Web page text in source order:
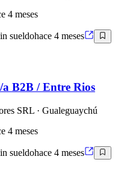
4 meses
sueldohace 4 meses
a B2B / Entre Rios
SRL · Gualeguaychú
4 meses
sueldohace 4 meses